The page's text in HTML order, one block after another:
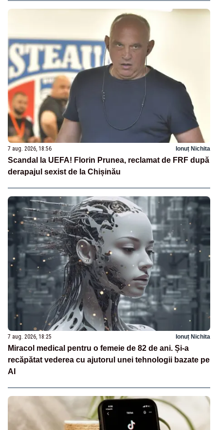
7 aug. 2026, 18:56 Ionuț Nichita
Scandal la UEFA! Florin Prunea, reclamat de FRF după
derapajul sexist de la Chișinău
7 aug. 2026, 18:25 Ionuț Nichita
Miracol medical pentru o femeie de 82 de ani. Și-a
recăpătat vederea cu ajutorul unei tehnologii bazate pe
AI